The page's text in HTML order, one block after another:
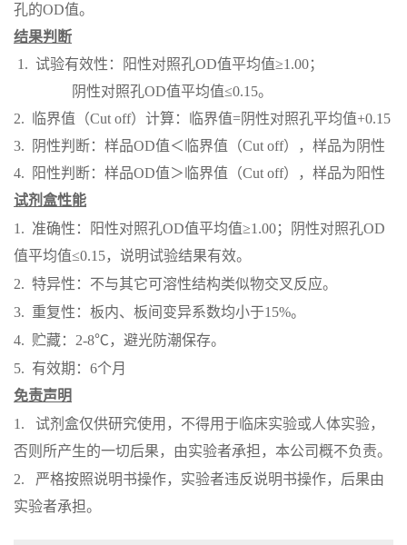
孔的OD值。
结果判断
1. 试验有效性：阳性对照孔OD值平均值≥1.00；
阴性对照孔OD值平均值≤0.15。
2. 临界值（Cut off）计算：临界值=阴性对照孔平均值+0.15
3. 阴性判断：样品OD值＜临界值（Cut off），样品为阴性
4. 阳性判断：样品OD值＞临界值（Cut off），样品为阳性
试剂盒性能
1. 准确性：阳性对照孔OD值平均值≥1.00；阴性对照孔OD
值平均值≤0.15，说明试验结果有效。
2. 特异性：不与其它可溶性结构类似物交叉反应。
3. 重复性：板内、板间变异系数均小于15%。
4. 贮藏： 2-8℃，避光防潮保存。
5. 有效期： 6个月
免责声明
1.
试剂盒仅供研究使用，不得用于临床实验或人体实验，
否则所产生的一切后果，由实验者承担，本公司概不负责。
2.
严格按照说明书操作，实验者违反说明书操作，后果由
实验者承担。